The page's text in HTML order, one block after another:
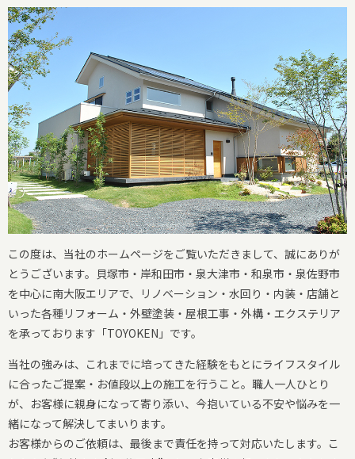
この度は、当社のホームページをご覧いただきまして、誠にありが
とうございます。貝塚市・岸和田市・泉大津市・和泉市・泉佐野市
を中心に南大阪エリアで、リノベーション・水回り・内装・店舗と
いった各種リフォーム・外壁塗装・屋根工事・外構・エクステリア
を承っております「TOYOKEN」です。
当社の強みは、これまでに培ってきた経験をもとにライフスタイル
に合ったご提案・お値段以上の施工を行うこと。職人一人ひとり
が、お客様に親身になって寄り添い、今抱いている不安や悩みを一
緒になって解決してまいります。
お客様からのご依頼は、最後まで責任を持って対応いたします。こ